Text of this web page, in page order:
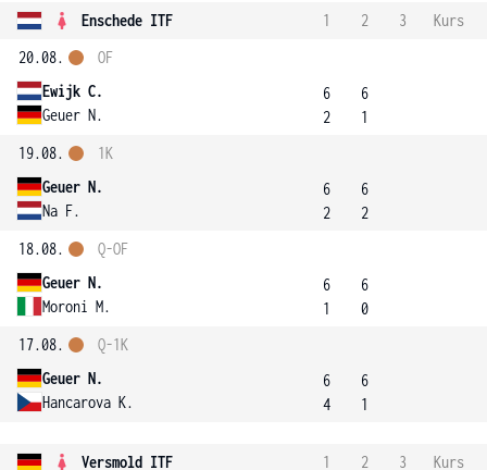
Enschede ITF 1 2 3
Kurs
20.08.
Ewijk C.
Geuer N.
OF
6
2
6
1
19.08.
Geuer N.
Na F.
1K
6
2
6
2
18.08.
Geuer N.
Moroni M.
Q-OF
6
1
6
0
17.08.
Geuer N.
Hancarova K.
Q-1K
6
4
6
1
Versmold ITF 1 2 3
Kurs